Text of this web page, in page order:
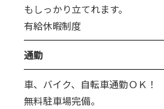
もしっかり立てれます。
有給休暇制度
通勤
車、バイク、自転車通勤ＯＫ！
無料駐車場完備。